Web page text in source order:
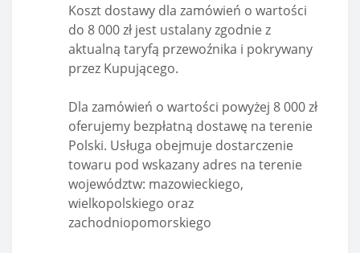
Koszt dostawy dla zamówień o wartości
do 8 000 zł jest ustalany zgodnie z
aktualną taryfą przewoźnika i pokrywany
przez Kupującego.
Dla zamówień o wartości powyżej 8 000 zł
oferujemy bezpłatną dostawę na terenie
Polski. Usługa obejmuje dostarczenie
towaru pod wskazany adres na terenie
województw: mazowieckiego,
wielkopolskiego oraz
zachodniopomorskiego